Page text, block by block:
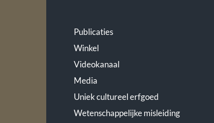
Publicaties
Winkel
Videokanaal
Media
Uniek cultureel erfgoed
Wetenschappelijke misleiding